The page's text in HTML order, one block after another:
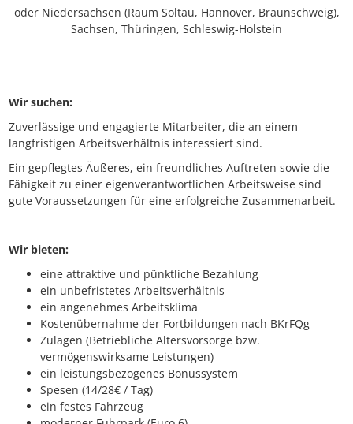
oder Niedersachsen (Raum Soltau, Hannover, Braunschweig),
Sachsen, Thüringen, Schleswig-Holstein
Wir suchen:
Zuverlässige und engagierte Mitarbeiter, die an einem
langfristigen Arbeitsverhältnis interessiert sind.
Ein gepflegtes Äußeres, ein freundliches Auftreten sowie die
Fähigkeit zu einer eigenverantwortlichen Arbeitsweise sind
gute Voraussetzungen für eine erfolgreiche Zusammenarbeit.
Wir bieten:
eine attraktive und pünktliche Bezahlung
ein unbefristetes Arbeitsverhältnis
ein angenehmes Arbeitsklima
Kostenübernahme der Fortbildungen nach BKrFQg
Zulagen (Betriebliche Altersvorsorge bzw.
vermögenswirksame Leistungen)
ein leistungsbezogenes Bonussystem
Spesen (14/28€ / Tag)
ein festes Fahrzeug